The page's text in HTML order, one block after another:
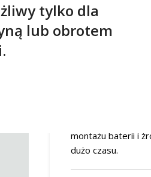
tylko dla
lub obrotem
Rękojeści
jeszcze
rękojeści do
montażu baterii i
dużo czasu.